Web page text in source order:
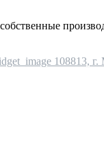
108813, г.